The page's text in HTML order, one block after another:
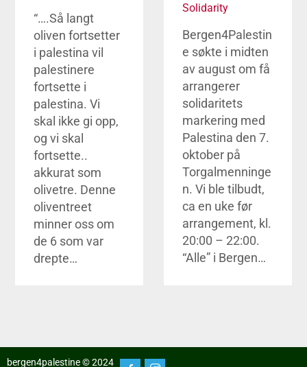
“….Så langt
oliven fortsetter
i palestina vil
palestinere
fortsette i
palestina. Vi
skal ikke gi opp,
og vi skal
fortsette..
akkurat som
olivetre. Denne
oliventreet
minner oss om
de 6 som var
drepte…
Solidarity
Bergen4Palestin
e søkte i midten
av august om få
arrangerer
solidaritets
markering med
Palestina den 7.
oktober på
Torgalmenninge
n. Vi ble tilbudt,
ca en uke før
arrangement, kl.
20:00 – 22:00.
“Alle” i Bergen…
bergen4palestine © 2024